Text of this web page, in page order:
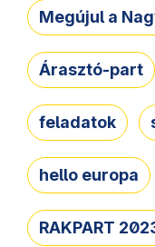
Megújul a
Árasztó-part
feladatok
hello europa
RAKPART